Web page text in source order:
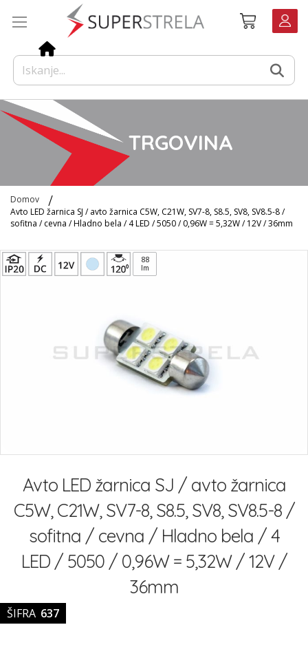
Košarica
TRGOVINA
Domov
Avto LED žarnica SJ / avto žarnica C5W, C21W, SV7-8, S8.5, SV8, SV8.5-8 /
sofitna / cevna / Hladno bela / 4 LED / 5050 / 0,96W = 5,32W / 12V / 36mm
Preskoči
na
88
lm
začetek
galerije
Avto LED žarnica SJ / avto žarnica
C5W, C21W, SV7-8, S8.5, SV8, SV8.5-8 /
sofitna / cevna / Hladno bela / 4
LED / 5050 / 0,96W = 5,32W / 12V /
36mm
ŠIFRA 637